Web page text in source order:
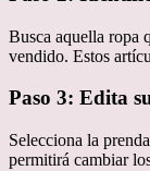
Busca aquella ropa
vendido. Estos
Paso 3: Edita
Selecciona la
permitirá cambiar